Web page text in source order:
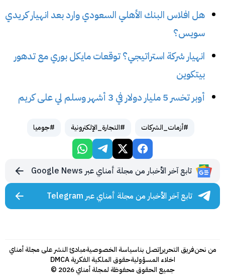
هل افلاس البنك الأهلي السعودي وارد بعد انهيار كريدي
سويس؟
انهيار شركة استراتيجي؟ توقعات مايكل بوري مع تدهور
بيتكوين
أوبر تخسر 5 مليار دولار في 3 أشهر وسلم لي على كريم
#أزمات_الشركات #التجارة_الإلكترونية #جوميا
تابع آخر الأخبار من مجلة أمناي عبر Google News
تابع آخر الأخبار من مجلة أمناي عبر Telegram
من نحنفريق التحريرإتصل بناسياسة الخصوصيةمبادئ النشر على مجلة أمناي
اخلاء المسؤوليةحقوق الملكية الفكرية DMCA
جميع الحقوق محفوظة لمجلة أمناي 2026 ©